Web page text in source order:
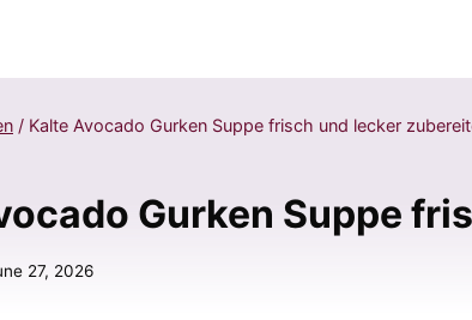
/ Kalte Avocado Gurken Suppe frisch und lecker
Gurken Suppe
27, 2026